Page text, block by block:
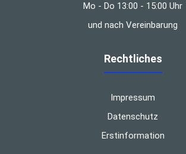
Mo - Do 13:00 - 15:00 Uhr
und nach Vereinbarung
Rechtliches
Impressum
Datenschutz
Erstinformation